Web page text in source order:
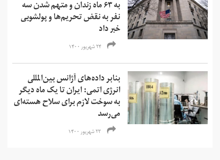
به ۶۳ ماه زندان و متهم شدن سه
نفر به نقض تحریم‌ها و‌ پولشویی
خبر داد
۲۴ شهریور ۱۴۰۰
بنابر داده‌های آژانس بین‌المللی
انرژی اتمی: ایران تا یک ماه دیگر
به سوخت لازم برای سلاح هسته‌ای
می‌رسد
۲۳ شهریور ۱۴۰۰